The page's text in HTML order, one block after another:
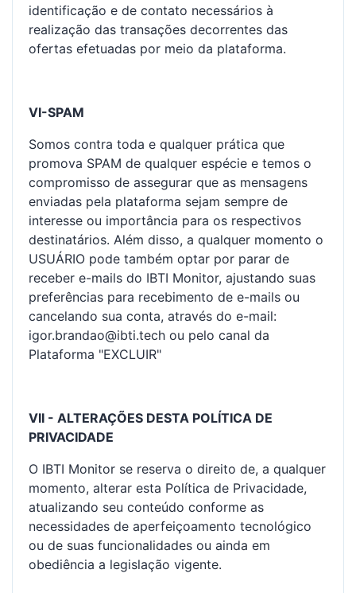
identificação e de contato necessários à
realização das transações decorrentes das
ofertas efetuadas por meio da plataforma.
VI-SPAM
Somos contra toda e qualquer prática que
promova SPAM de qualquer espécie e temos o
compromisso de assegurar que as mensagens
enviadas pela plataforma sejam sempre de
interesse ou importância para os respectivos
destinatários. Além disso, a qualquer momento o
USUÁRIO pode também optar por parar de
receber e-mails do IBTI Monitor, ajustando suas
preferências para recebimento de e-mails ou
cancelando sua conta, através do e-mail:
igor.brandao@ibti.tech ou pelo canal da
Plataforma "EXCLUIR"
VII - ALTERAÇÕES DESTA POLÍTICA DE
PRIVACIDADE
O IBTI Monitor se reserva o direito de, a qualquer
momento, alterar esta Política de Privacidade,
atualizando seu conteúdo conforme as
necessidades de aperfeiçoamento tecnológico
ou de suas funcionalidades ou ainda em
obediência a legislação vigente.